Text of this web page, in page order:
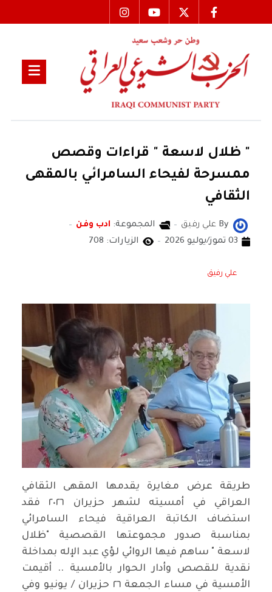
" ظلال لاسعة " قراءات وقصص
ممسرحة لفيحاء السامرائي بالمقهى
الثقافي
By علي رفيق المجموعة: ادب وفن
03 تموز/يوليو 2026
الزيارات: 708
علي رفيق
طريقة عرض مغايرة يقدمها المقهى الثقافي
العراقي في أمسيته لشهر حزيران ٢٠٢٦ فقد
استضاف الكاتبة العراقية فيحاء السامرائي
بمناسبة صدور مجموعتها القصصية "ظلال
لاسعة " ساهم فيها الروائي لؤي عبد الإله بمداخلة
نقدية للقصص وأدار الحوار بالأمسية .. أقيمت
الأمسية في مساء الجمعة ٢٦ حزيران / يونيو وفي